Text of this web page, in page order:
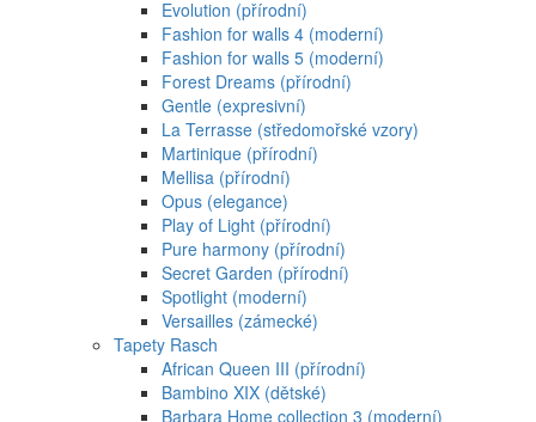
Evolution (přírodní)
Fashion for walls 4 (moderní)
Fashion for walls 5 (moderní)
Forest Dreams (přírodní)
Gentle (expresivní)
La Terrasse (středomořské vzory)
Martinique (přírodní)
Mellisa (přírodní)
Opus (elegance)
Play of Light (přírodní)
Pure harmony (přírodní)
Secret Garden (přírodní)
Spotlight (moderní)
Versailles (zámecké)
Tapety Rasch
African Queen III (přírodní)
Bambino XIX (dětské)
Barbara Home collection 3 (moderní)